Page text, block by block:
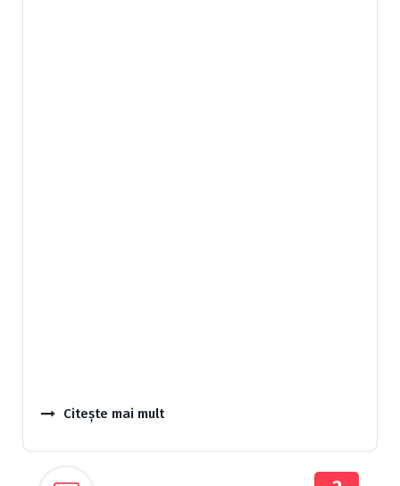
Citește mai mult